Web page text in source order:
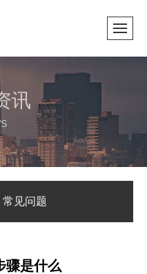
讯
常见问题
骤是什么